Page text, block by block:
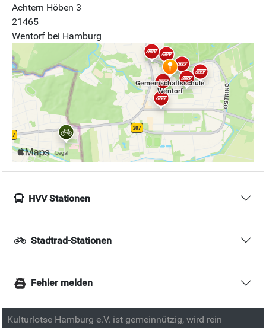
Achtern Höben 3
21465
Wentorf bei Hamburg
HVV Stationen
Stadtrad-Stationen
Fehler melden
Kulturlotse Hamburg e.V. ist gemeinnützig, wird rein